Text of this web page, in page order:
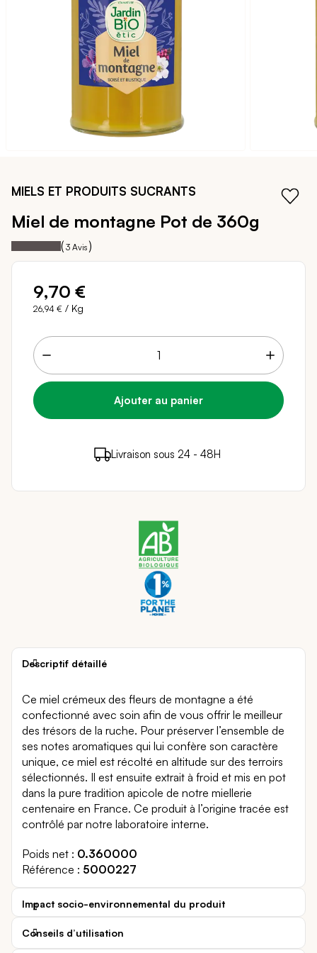
début
Galerie
MIELS ET PRODUITS SUCRANTS
Miel de montagne Pot de 360g
Notation: 100
% of 100
( 3 Avis )
9,70 €
26,94 € / Kg
9 points de fidélité ( 0,18 € )en achetant ce
Livraison sous 24 - 48H
Paiement sécurisé
Descriptif détaillé
Ce miel crémeux des fleurs de montagne a été
confectionné avec soin afin de vous offrir le meilleur
des trésors de la ruche. Pour préserver l’ensemble de
ses notes aromatiques qui lui confère son caractère
unique, ce miel est récolté en altitude sur des terroirs
sélectionnés. Il est ensuite extrait à froid et mis en pot
dans la pure tradition apicole de notre miellerie
centenaire en France. Ce produit à l’origine tracée est
contrôlé par notre laboratoire interne.
Poids net
0.360000
Référence
5000227
Impact socio-environnemental du produit
Conseils d’utilisation